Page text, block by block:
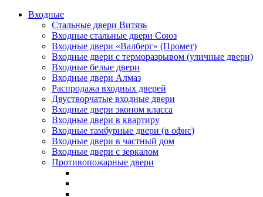
Входные
Стальные двери Витязь
Входные стальные двери Союз
Входные двери «Валберг» (Промет)
Входные двери с терморазрывом (уличные двери)
Входные белые двери
Входные двери Алмаз
Распродажа входных дверей
Двустворчатые входные двери
Входные двери эконом класса
Входные двери в квартиру
Входные тамбурные двери (в офис)
Входные двери в частный дом
Входные двери с зеркалом
Противопожарные двери